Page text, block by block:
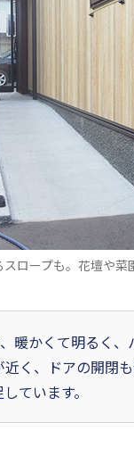
ロープも。花壇や
暖かくて明るく
く、ドアの開閉
ています。